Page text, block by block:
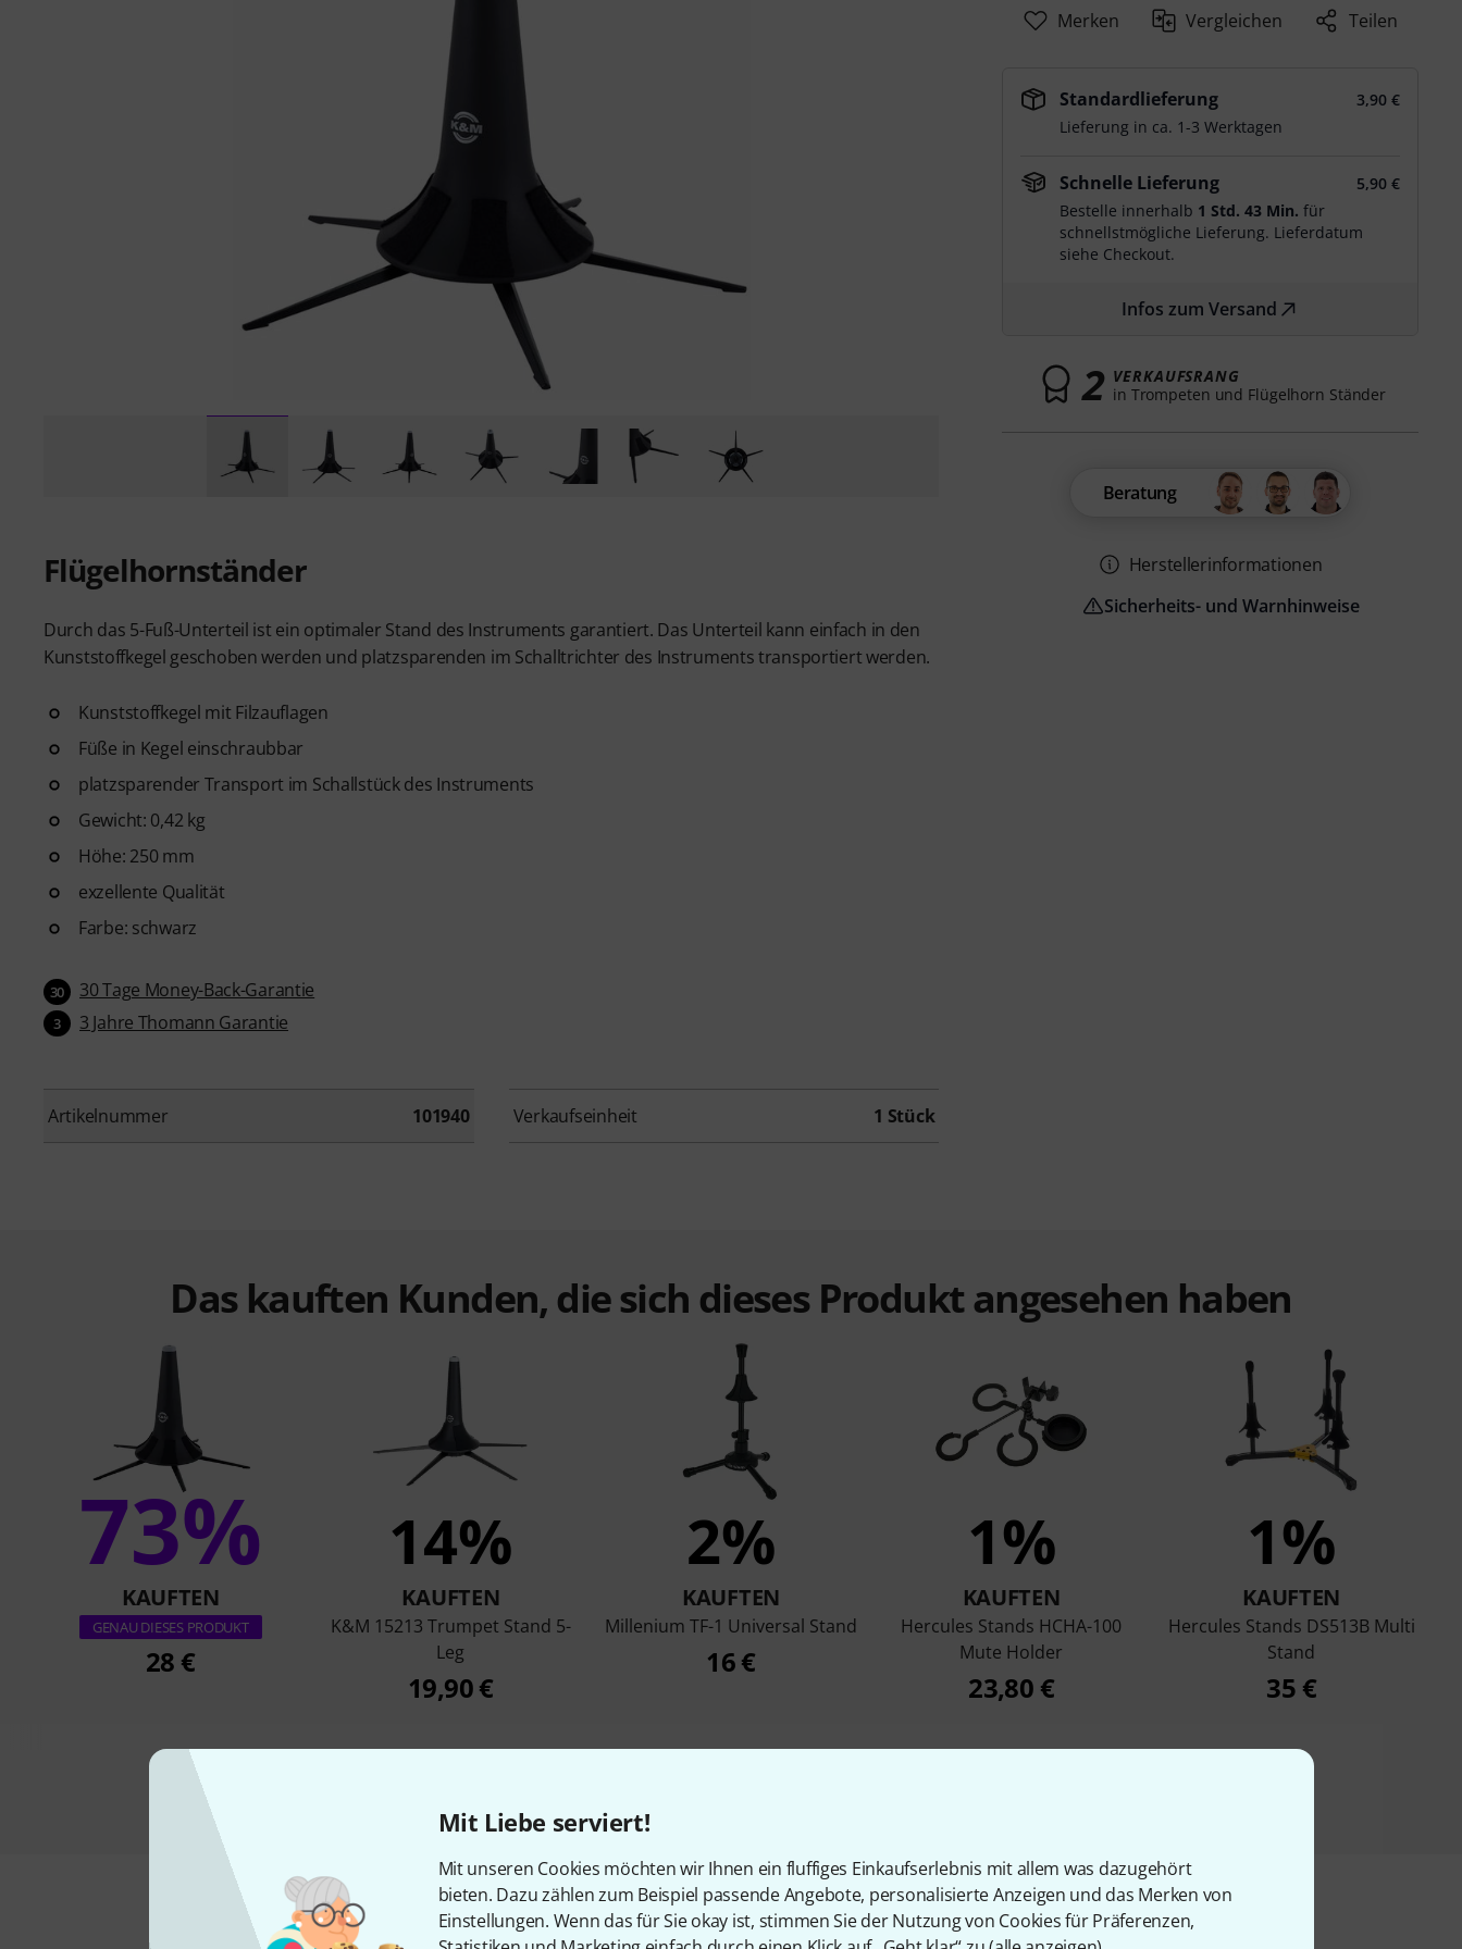
Mit Liebe serviert!
Mit unseren Cookies möchten wir Ihnen ein fluffiges Einkaufserlebnis mit allem was dazugehört
bieten. Dazu zählen zum Beispiel passende Angebote, personalisierte Anzeigen und das Merken von
Einstellungen. Wenn das für Sie okay ist, stimmen Sie der Nutzung von Cookies für Präferenzen,
Flügelhornständer
Durch das 5-Fuß-Unterteil ist ein optimaler Stand des Instruments garantiert. Das Unterteil kann einfach in den
Kunststoffkegel geschoben werden und platzsparenden im Schalltrichter des Instruments transportiert werden.
Kunststoffkegel mit Filzauflagen
Füße in Kegel einschraubbar
platzsparender Transport im Schallstück des Instruments
Gewicht: 0,42 kg
Höhe: 250 mm
exzellente Qualität
Farbe: schwarz
30 30 Tage Money-Back-Garantie
3 3 Jahre Thomann Garantie
Artikelnummer 101940 Verkaufseinheit 1 Stück
Merken Vergleichen Teilen
Standardlieferung
3,90 €
Lieferung in ca. 1-3 Werktagen
Schnelle Lieferung
5,90 €
Bestelle innerhalb 1 Std. 43 Min. für
schnellstmögliche Lieferung. Lieferdatum
siehe Checkout.
Infos zum Versand
2 VERKAUFSRANG
in Trompeten und Flügelhorn Ständer
Beratung
Herstellerinformationen
Sicherheits- und Warnhinweise
Das kauften Kunden, die sich dieses Produkt angesehen haben
73%
KAUFTEN
GENAU DIESES PRODUKT
28 €
14%
KAUFTEN
K&M 15213 Trumpet Stand 5-
Leg
19,90 €
2%
KAUFTEN
Millenium TF-1 Universal Stand
16 €
1%
KAUFTEN
Hercules Stands HCHA-100
Mute Holder
23,80 €
1%
KAUFTEN
Hercules Stands DS513B Multi
Stand
35 €